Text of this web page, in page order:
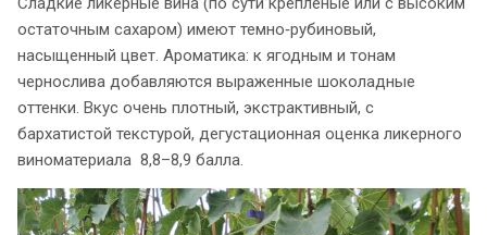
остаточным сахаром) имеют темно‑рубиновый,
насыщенный цвет. Ароматика: к ягодным и тонам
чернослива добавляются выраженные шоколадные
оттенки. Вкус очень плотный, экстрактивный, с
бархатистой текстурой, дегустационная оценка ликерного
виноматериала 8,8–8,9 балла.